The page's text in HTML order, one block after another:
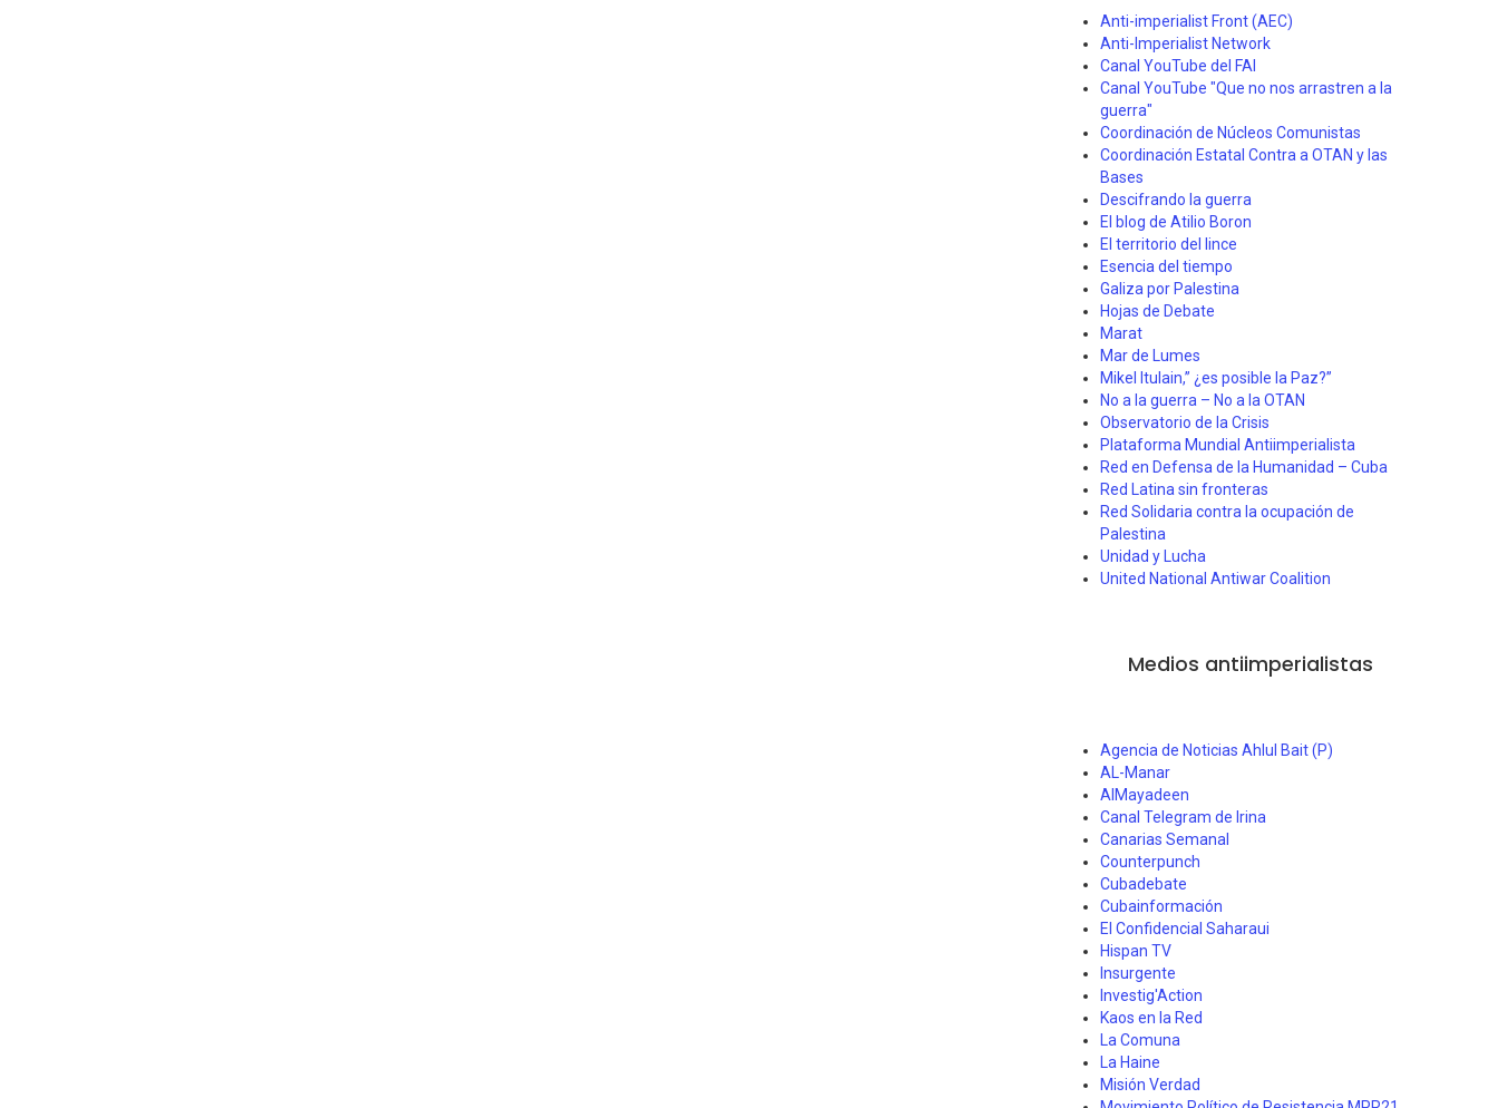
Anti-imperialist Front (AEC)
Anti-Imperialist Network
Canal YouTube del FAI
Canal YouTube "Que no nos arrastren a la
guerra"
Coordinación de Núcleos Comunistas
Coordinación Estatal Contra a OTAN y las
Bases
Descifrando la guerra
El blog de Atilio Boron
El territorio del lince
Esencia del tiempo
Galiza por Palestina
Hojas de Debate
Marat
Mar de Lumes
Mikel Itulain,” ¿es posible la Paz?”
No a la guerra – No a la OTAN
Observatorio de la Crisis
Plataforma Mundial Antiimperialista
Red en Defensa de la Humanidad – Cuba
Red Latina sin fronteras
Red Solidaria contra la ocupación de
Palestina
Unidad y Lucha
United National Antiwar Coalition
Medios antiimperialistas
Agencia de Noticias Ahlul Bait (P)
AL-Manar
AlMayadeen
Canal Telegram de Irina
Canarias Semanal
Counterpunch
Cubadebate
Cubainformación
El Confidencial Saharaui
Hispan TV
Insurgente
Investig'Action
Kaos en la Red
La Comuna
La Haine
Misión Verdad